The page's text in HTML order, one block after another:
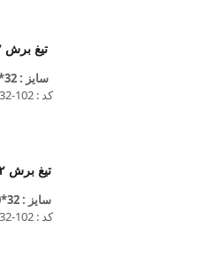
تیغ برش ۳۲*۸
سایز : 32*8*12
کد : T120832-102
تیغ برش ۳۲*۱۰
سایز : 32*10*12
کد : T121032-102